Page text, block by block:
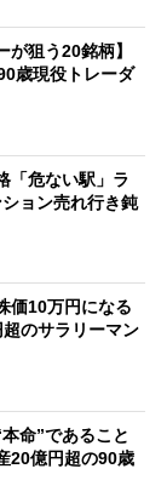
が狙う20銘柄】
歳現役トレーダ
「危ない駅」ラ
ョン売れ行き鈍
価10万円になる
のサラリーマン
命”であること
20億円超の90歳